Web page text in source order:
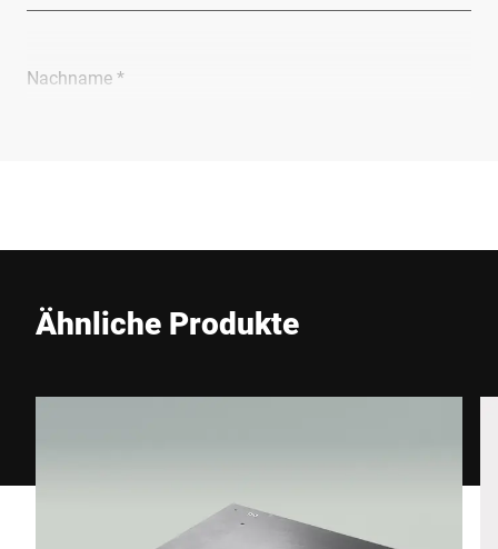
Nachname *
E-Mail *
Ähnliche Produkte